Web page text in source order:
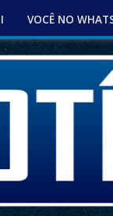
VOCÊ NO